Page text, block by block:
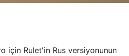
için Rulet'in Rus versiyonunun